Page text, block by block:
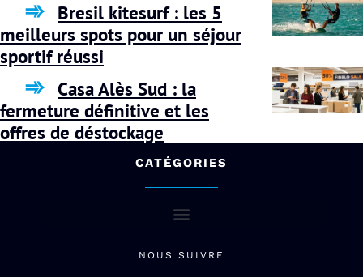
Bresil kitesurf : les 5
meilleurs spots pour un séjour
sportif réussi
Casa Alès Sud : la
fermeture définitive et les
offres de déstockage
CATÉGORIES
NOUS SUIVRE